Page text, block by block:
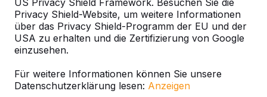
US Privacy Shield Framework. Besuchen Sie die
Privacy Shield-Website, um weitere Informationen
über das Privacy Shield-Programm der EU und der
USA zu erhalten und die Zertifizierung von Google
einzusehen.
Für weitere Informationen können Sie unsere
Datenschutzerklärung lesen: Anzeigen
info@HeBlad.de
Kundenservice